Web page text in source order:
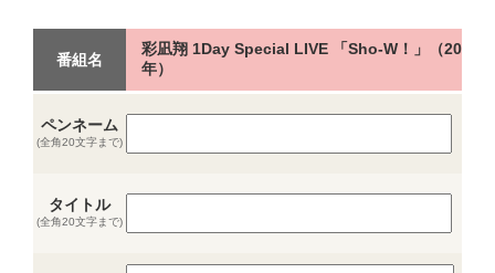
番組名
彩凪翔 1Day Special LIVE 「Sho-W！」（20
年）
ペンネーム
(全角20文字まで)
タイトル
(全角20文字まで)